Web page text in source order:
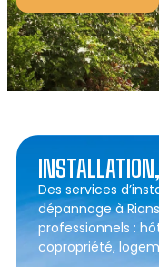
Des services
dépannage à
professionnels :
copropriété,